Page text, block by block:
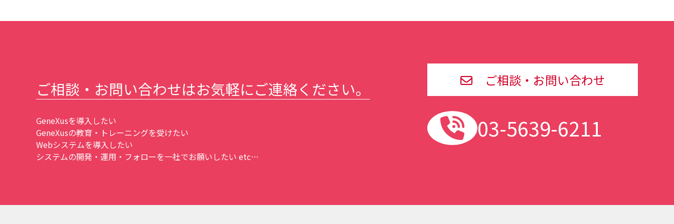
ご相談・お問い合わせはお気軽にご連絡ください。
GeneXusを導入したい
GeneXusの教育・トレーニングを受けたい
Webシステムを導入したい
システムの開発・運用・フォローを一社でお願いしたい etc…
ご相談・お問い合わせ
03-5639-6211